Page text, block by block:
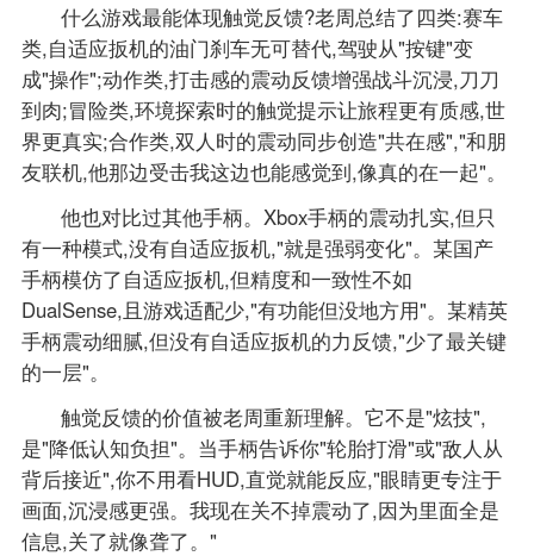
什么游戏最能体现触觉反馈?老周总结了四类:赛车
类,自适应扳机的油门刹车无可替代,驾驶从"按键"变
成"操作";动作类,打击感的震动反馈增强战斗沉浸,刀刀
到肉;冒险类,环境探索时的触觉提示让旅程更有质感,世
界更真实;合作类,双人时的震动同步创造"共在感","和朋
友联机,他那边受击我这边也能感觉到,像真的在一起"。
他也对比过其他手柄。Xbox手柄的震动扎实,但只
有一种模式,没有自适应扳机,"就是强弱变化"。某国产
手柄模仿了自适应扳机,但精度和一致性不如
DualSense,且游戏适配少,"有功能但没地方用"。某精英
手柄震动细腻,但没有自适应扳机的力反馈,"少了最关键
的一层"。
触觉反馈的价值被老周重新理解。它不是"炫技",
是"降低认知负担"。当手柄告诉你"轮胎打滑"或"敌人从
背后接近",你不用看HUD,直觉就能反应,"眼睛更专注于
画面,沉浸感更强。我现在关不掉震动了,因为里面全是
信息,关了就像聋了。"